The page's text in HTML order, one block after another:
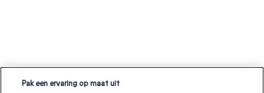
Pak een ervaring op maat uit